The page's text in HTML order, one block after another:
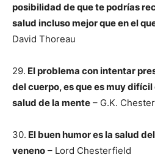
posibilidad de que te podrías
salud incluso mejor que en el
David Thoreau
29. El problema con intentar
del cuerpo, es que es muy
salud de la mente – G.K.
30. El buen humor es la salud
veneno – Lord Chesterfield